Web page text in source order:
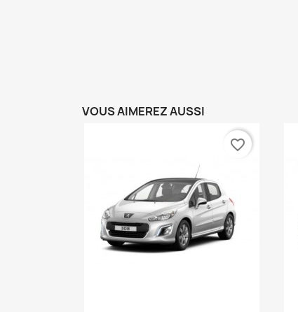
VOUS AIMEREZ AUSSI
favorite_border